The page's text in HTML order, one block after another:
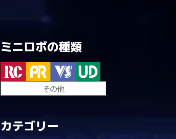
ミニロボの種類
その他
カテゴリー